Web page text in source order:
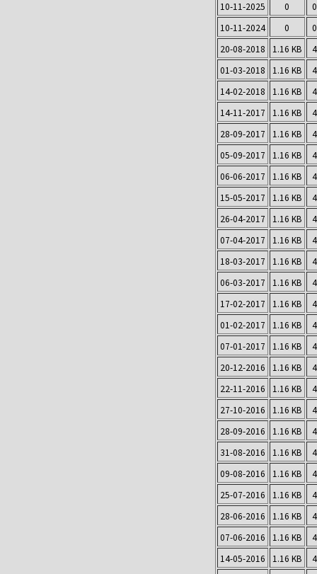
10-11-2025
0
10-11-2024
0
20-08-2018
1.16 KB
01-03-2018
1.16 KB
14-02-2018
1.16 KB
14-11-2017
1.16 KB
28-09-2017
1.16 KB
05-09-2017
1.16 KB
06-06-2017
1.16 KB
15-05-2017
1.16 KB
26-04-2017
1.16 KB
07-04-2017
1.16 KB
18-03-2017
1.16 KB
06-03-2017
1.16 KB
17-02-2017
1.16 KB
01-02-2017
1.16 KB
07-01-2017
1.16 KB
20-12-2016
1.16 KB
22-11-2016
1.16 KB
27-10-2016
1.16 KB
28-09-2016
1.16 KB
31-08-2016
1.16 KB
09-08-2016
1.16 KB
25-07-2016
1.16 KB
28-06-2016
1.16 KB
07-06-2016
1.16 KB
14-05-2016
1.16 KB